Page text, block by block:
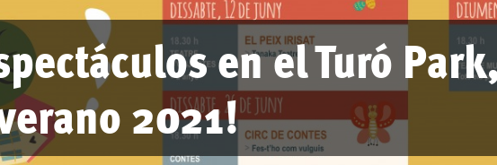
en el Turó
2021!